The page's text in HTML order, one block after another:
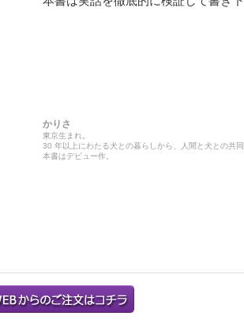
かりさ
東京生まれ。
30 年以上にわたる犬との暮らしから、人間と犬との共
本書はデビュー作。